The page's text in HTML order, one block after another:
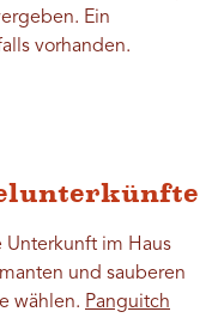
Ein
vorhanden.
Unterkunft im Haus
und sauberen
wählen. Panguitch